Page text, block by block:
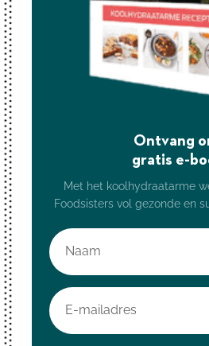
Ontvang
gratis e-
Met het koolhydraatarme
Foodsisters vol gezonde en